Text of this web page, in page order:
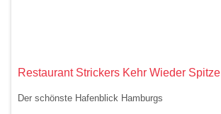
Restaurant Strickers Kehr Wieder Spitze
Der schönste Hafenblick Hamburgs